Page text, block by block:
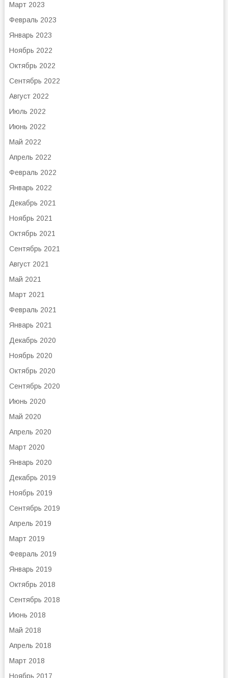
Март 2023
Февраль 2023
Январь 2023
Ноябрь 2022
Октябрь 2022
Сентябрь 2022
Август 2022
Июль 2022
Июнь 2022
Май 2022
Апрель 2022
Февраль 2022
Январь 2022
Декабрь 2021
Ноябрь 2021
Октябрь 2021
Сентябрь 2021
Август 2021
Май 2021
Март 2021
Февраль 2021
Январь 2021
Декабрь 2020
Ноябрь 2020
Октябрь 2020
Сентябрь 2020
Июнь 2020
Май 2020
Апрель 2020
Март 2020
Январь 2020
Декабрь 2019
Ноябрь 2019
Сентябрь 2019
Апрель 2019
Март 2019
Февраль 2019
Январь 2019
Октябрь 2018
Сентябрь 2018
Июнь 2018
Май 2018
Апрель 2018
Март 2018
Ноябрь 2017